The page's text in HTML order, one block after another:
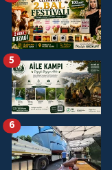
5
6